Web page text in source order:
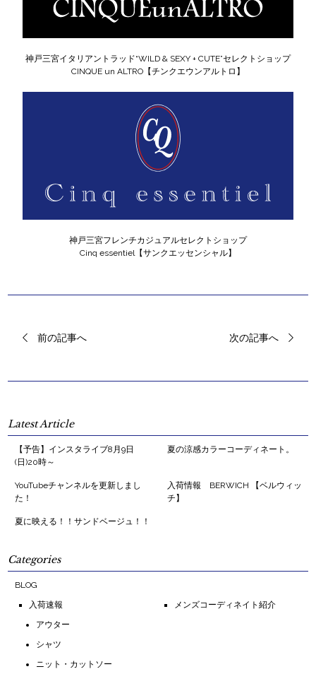
神戸三宮イタリアントラッド“WILD & SEXY + CUTE”セレクトショップ
CINQUE un ALTRO【チンクエウンアルトロ】
神戸三宮フレンチカジュアルセレクトショップ
Cinq essentiel【サンクエッセンシャル】
前の記事へ 次の記事へ
Latest Article
【予告】インスタライブ8月9日
(日)20時～
夏の涼感カラーコーディネート。
YouTubeチャンネルを更新しまし
た！
入荷情報 BERWICH 【ベルウィッ
チ】
夏に映える！！サンドベージュ！！
Categories
BLOG
入荷速報
アウター
シャツ
ニット・カットソー
メンズコーディネイト紹介